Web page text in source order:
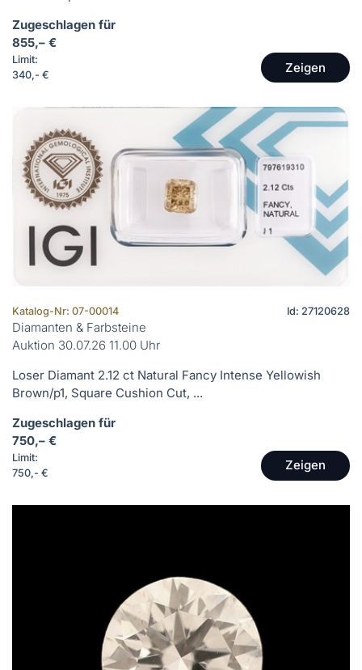
Zugeschlagen für
855,– €
Limit:
340,- €
Zeigen
Katalog-Nr: 07-00014 Id: 27120628
Diamanten & Farbsteine
Auktion 30.07.26 11.00 Uhr
Loser Diamant 2.12 ct Natural Fancy Intense Yellowish
Brown/p1, Square Cushion Cut, ...
Zugeschlagen für
750,– €
Limit:
750,- €
Zeigen